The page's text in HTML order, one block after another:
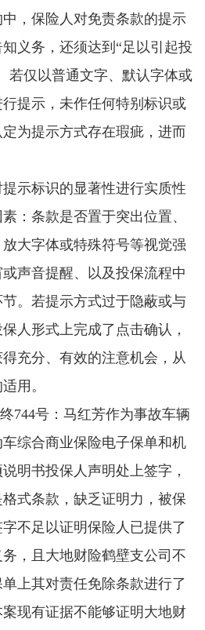
，保险人对免责条款的提示
义务，还须达到“足以引起投
若仅以普通文字、默认字体或
提示，未作任何特别标识或
为提示方式存在瑕疵，进而
示标识的显著性进行实质性
：条款是否置于突出位置、
大字体或特殊符号等视觉强
声音提醒、以及投保流程中
。若提示方式过于隐蔽或与
人形式上完成了点击确认，
充分、有效的注意机会，从
用。
744号：马红芳作为事故车辆
综合商业保险电子保单和机
明书投保人声明处上签字，
式条款，缺乏证明力，被保
不足以证明保险人已提供了
，且大地财险鹤壁支公司不
上其对责任免除条款进行了
现有证据不能够证明大地财